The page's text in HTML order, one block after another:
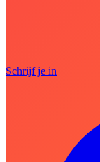
Schrijf je in